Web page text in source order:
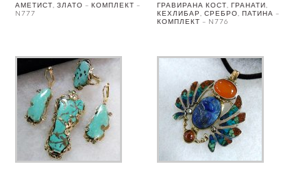
АМЕТИСТ, ЗЛАТО – КОМПЛЕКТ –
N777
ГРАВИРАНА КОСТ, ГРАНАТИ,
КЕХЛИБАР, СРЕБРО, ПАТИНА –
КОМПЛЕКТ – N776